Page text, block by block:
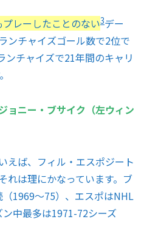
レーしたことのない3デー
ンチャイズゴール数で2位で
ンチャイズで21年間のキャリ
ョニー・ブサイク（左ウィン
えば、フィル・エスポジート
れは理にかなっています。ブ
1969〜75）、エスポはNHL
中最多は1971-72シーズ